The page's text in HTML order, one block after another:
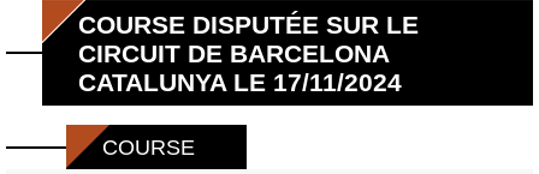
COURSE DISPUTÉE SUR LE
CIRCUIT DE BARCELONA
CATALUNYA LE 17/11/2024
COURSE